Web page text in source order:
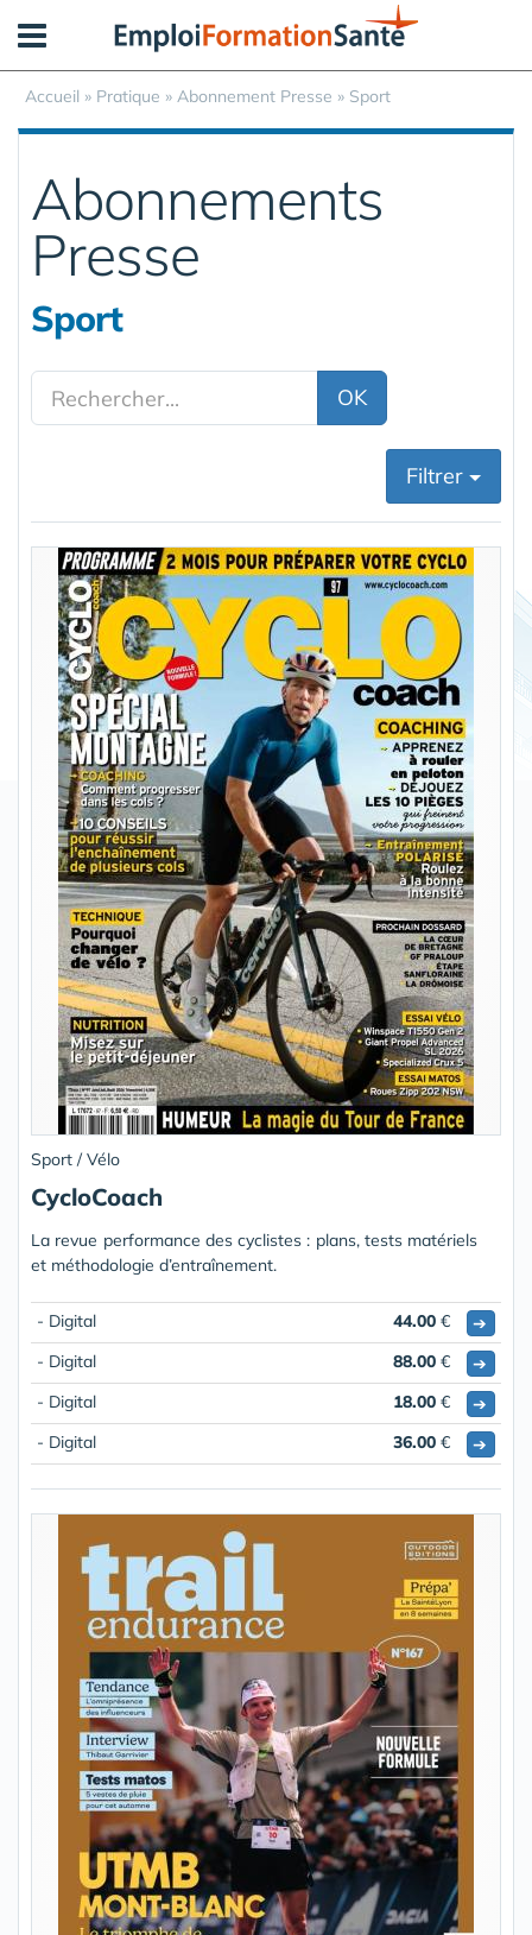
Accueil » Pratique » Abonnement Presse » Sport
Abonnements
Presse
Sport
OK
Filtrer
Sport / Vélo
CycloCoach
La revue performance des cyclistes : plans, tests matériels
et méthodologie d’entraînement.
- Digital 44.00 €
➔
- Digital
88.00 €
➔
- Digital
18.00 €
➔
- Digital
36.00 € ➔